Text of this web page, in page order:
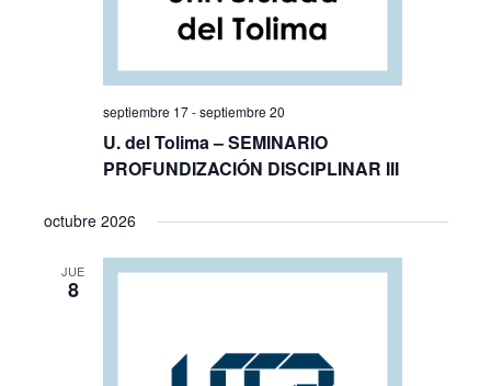
U. del Tolima – SEMINARIO
PROFUNDIZACIÓN DISCIPLINAR III
septiembre 17-septiembre 20
octubre 2026
JUE
8